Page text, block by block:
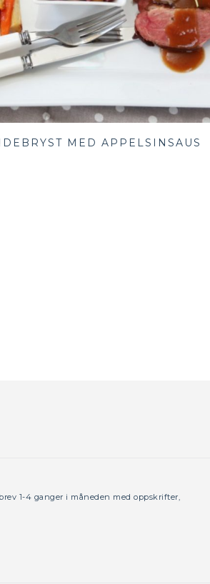
MED APPELSINSAUS
1-4 ganger i måneden med oppskrifter,